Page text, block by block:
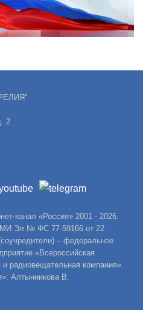
2
канал «Россия» 2001 - 2026.
Эл № ФС 77-59166 от 22
– федеральное
«Всероссийская
и радиовещательная компания».
Алтынникова В.